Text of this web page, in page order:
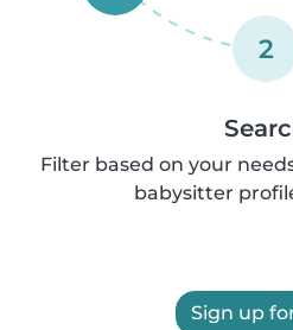
2
Filter based on your
babysitter
Sign up